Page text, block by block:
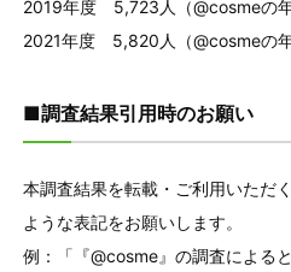
2019年度 5,723人（@cosmeの年
2021年度 5,820人（@cosmeの年
■調査結果引用時のお願い
本調査結果を転載・ご利用いただ
ような表記をお願いします。
例：「『@cosme』の調査による